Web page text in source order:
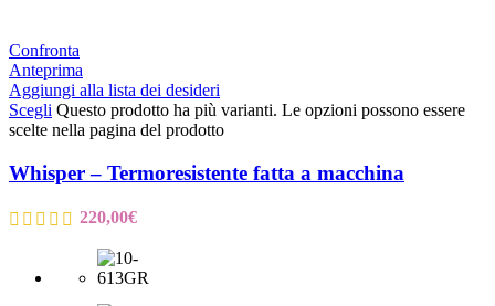
Confronta
Anteprima
Aggiungi alla lista dei desideri
Scegli Questo prodotto ha più varianti. Le opzioni possono essere
scelte nella pagina del prodotto
Whisper – Termoresistente fatta a macchina
220,00€